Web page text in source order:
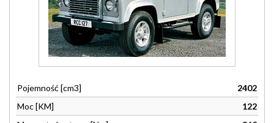
Pojemność [cm3]
2402
Moc [KM]
122